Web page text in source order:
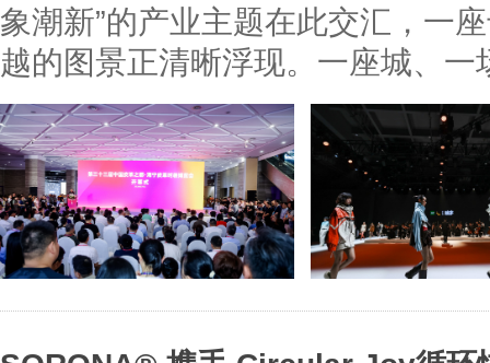
象潮新”的产业主题在此交汇，一
越的图景正清晰浮现。一座城、